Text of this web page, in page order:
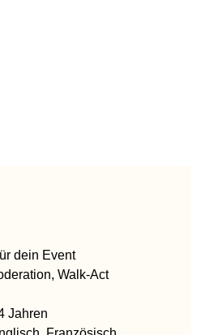
dein Event
Walk-Act
Jahren
Französisch